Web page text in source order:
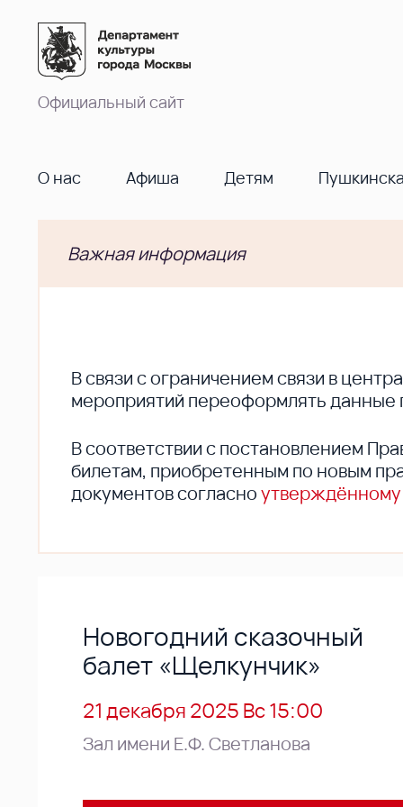
Официальный сайт
О нас Афиша Детям
Важная информация
В cвязи с ограничением связи в
мероприятий переоформлять данные
В соответствии с постановлением
билетам, приобретенным по новым
документов согласно
Новогодний сказочный
балет «Щелкунчик»
21 декабря 2025 Вс 15:00
Зал имени Е.Ф. Светланова